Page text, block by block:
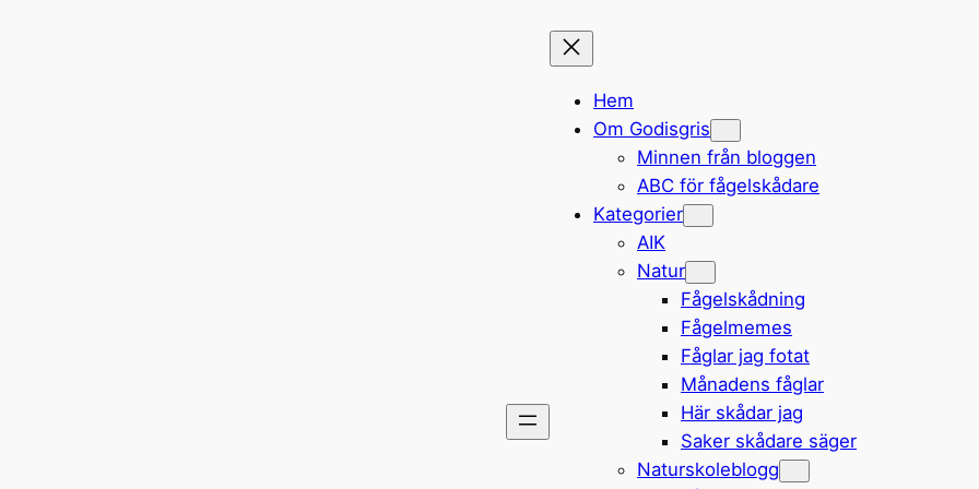
Hem
Om Godisgris
Minnen från bloggen
ABC för fågelskådare
Kategorier
AIK
Natur
Fågelskådning
Fågelmemes
Fåglar jag fotat
Månadens fåglar
Här skådar jag
Saker skådare säger
Naturskoleblogg